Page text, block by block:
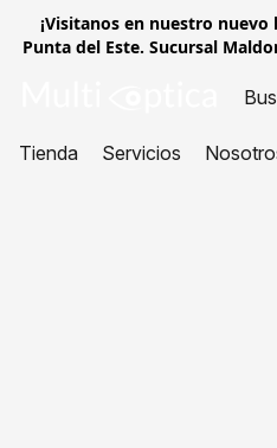
¡Visitanos en nuestro nuevo
Punta del Este. Sucursal
Tienda Servicios